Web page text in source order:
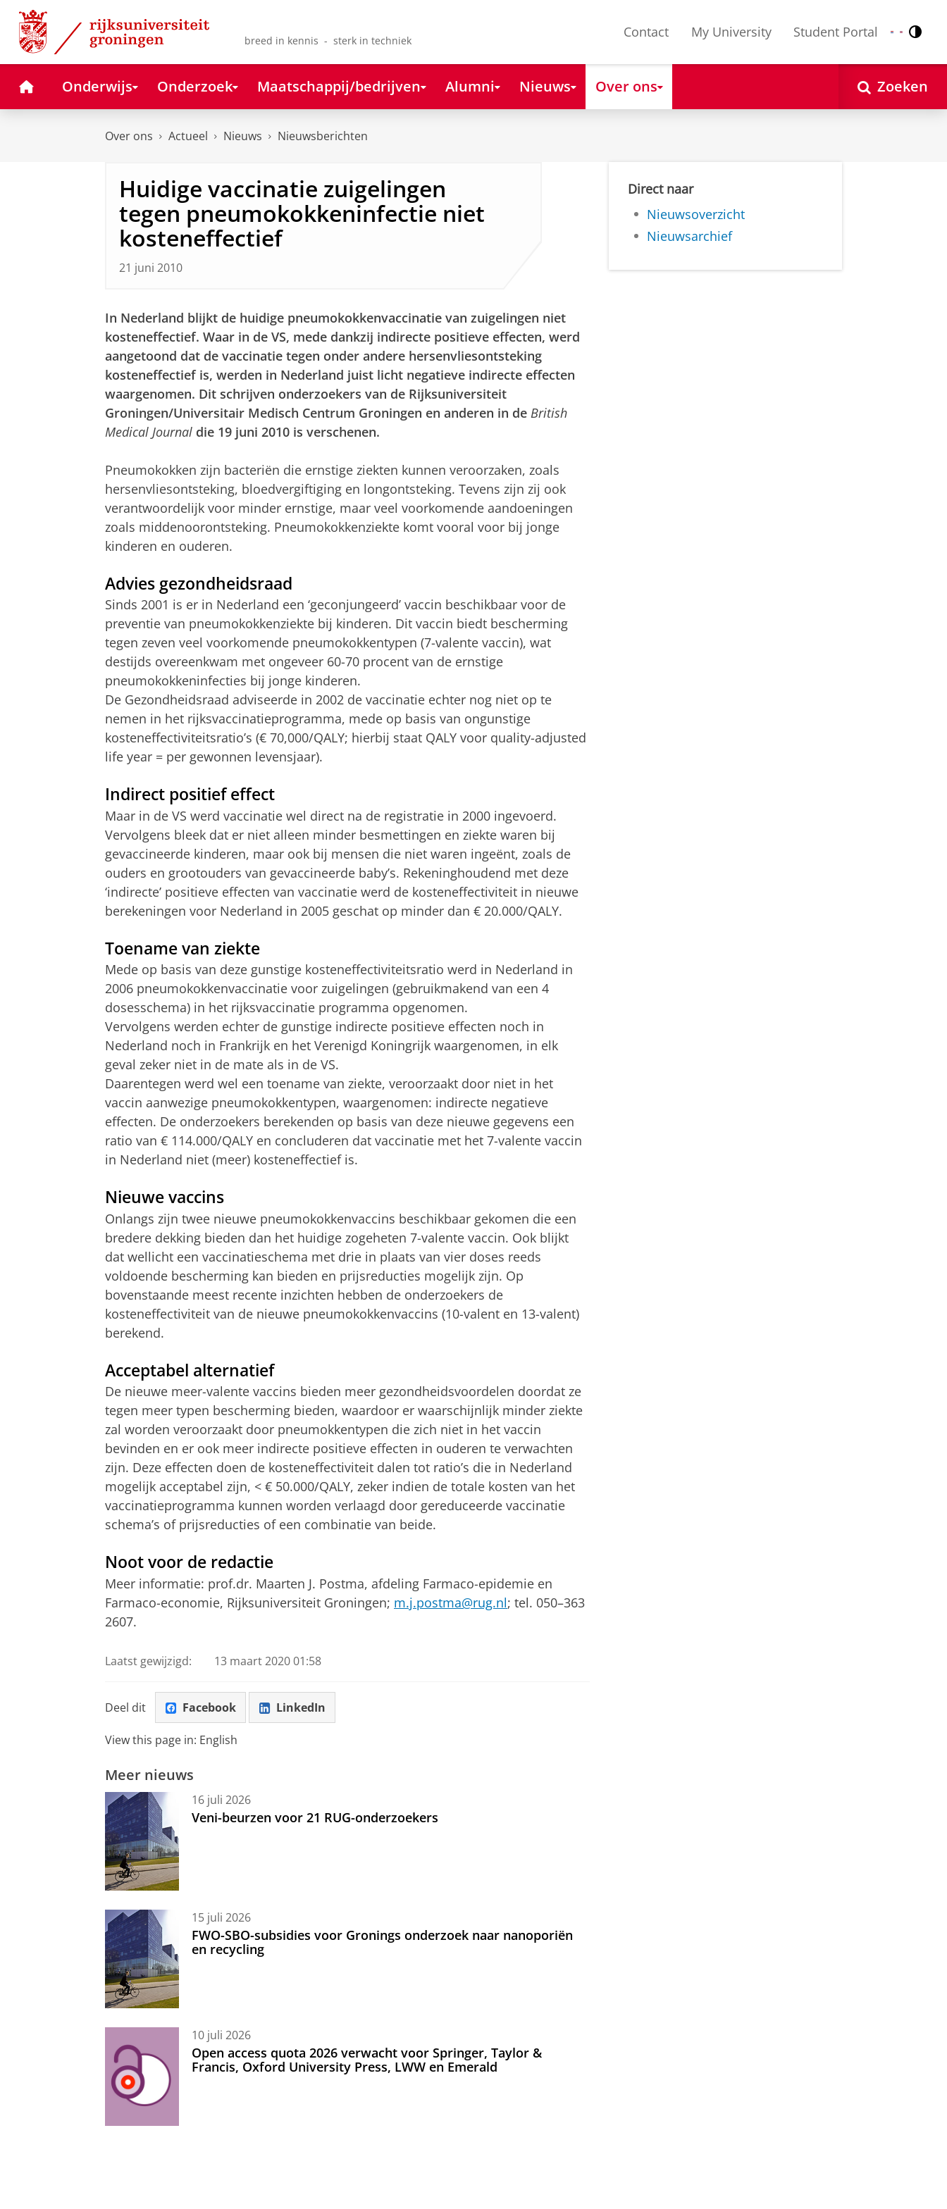
Skip
Content
Skip
Navigation
breed in kennis - sterk in techniek
Contact My University Student Portal Nederlands
English
HomeOnderwijs Onderzoek Maatschappij/bedrijven Alumni Nieuws Over ons Zoeken
Over ons Actueel Nieuws Nieuwsberichten
Huidige vaccinatie zuigelingen
tegen pneumokokkeninfectie niet
kosteneffectief
21 juni 2010
In Nederland blijkt de huidige pneumokokkenvaccinatie van zuigelingen niet
kosteneffectief. Waar in de VS, mede dankzij indirecte positieve effecten, werd
aangetoond dat de vaccinatie tegen onder andere hersenvliesontsteking
kosteneffectief is, werden in Nederland juist licht negatieve indirecte effecten
waargenomen. Dit schrijven onderzoekers van de Rijksuniversiteit
Groningen/Universitair Medisch Centrum Groningen en anderen in de British
Medical Journal die 19 juni 2010 is verschenen.
Pneumokokken zijn bacteriën die ernstige ziekten kunnen veroorzaken, zoals
hersenvliesontsteking, bloedvergiftiging en longontsteking. Tevens zijn zij ook
verantwoordelijk voor minder ernstige, maar veel voorkomende aandoeningen
zoals middenoorontsteking. Pneumokokkenziekte komt vooral voor bij jonge
kinderen en ouderen.
Advies gezondheidsraad
Sinds 2001 is er in Nederland een ‘geconjungeerd’ vaccin beschikbaar voor de
preventie van pneumokokkenziekte bij kinderen. Dit vaccin biedt bescherming
tegen zeven veel voorkomende pneumokokkentypen (7-valente vaccin), wat
destijds overeenkwam met ongeveer 60-70 procent van de ernstige
pneumokokkeninfecties bij jonge kinderen.
De Gezondheidsraad adviseerde in 2002 de vaccinatie echter nog niet op te
nemen in het rijksvaccinatieprogramma, mede op basis van ongunstige
kosteneffectiviteitsratio’s (€ 70,000/QALY; hierbij staat QALY voor quality-adjusted
life year = per gewonnen levensjaar).
Indirect positief effect
Maar in de VS werd vaccinatie wel direct na de registratie in 2000 ingevoerd.
Vervolgens bleek dat er niet alleen minder besmettingen en ziekte waren bij
gevaccineerde kinderen, maar ook bij mensen die niet waren ingeënt, zoals de
ouders en grootouders van gevaccineerde baby’s. Rekeninghoudend met deze
‘indirecte’ positieve effecten van vaccinatie werd de kosteneffectiviteit in nieuwe
berekeningen voor Nederland in 2005 geschat op minder dan € 20.000/QALY.
Toename van ziekte
Mede op basis van deze gunstige kosteneffectiviteitsratio werd in Nederland in
2006 pneumokokkenvaccinatie voor zuigelingen (gebruikmakend van een 4
dosesschema) in het rijksvaccinatie programma opgenomen.
Vervolgens werden echter de gunstige indirecte positieve effecten noch in
Nederland noch in Frankrijk en het Verenigd Koningrijk waargenomen, in elk
geval zeker niet in de mate als in de VS.
Daarentegen werd wel een toename van ziekte, veroorzaakt door niet in het
vaccin aanwezige pneumokokkentypen, waargenomen: indirecte negatieve
effecten. De onderzoekers berekenden op basis van deze nieuwe gegevens een
ratio van € 114.000/QALY en concluderen dat vaccinatie met het 7-valente vaccin
in Nederland niet (meer) kosteneffectief is.
Nieuwe vaccins
Onlangs zijn twee nieuwe pneumokokkenvaccins beschikbaar gekomen die een
bredere dekking bieden dan het huidige zogeheten 7-valente vaccin. Ook blijkt
dat wellicht een vaccinatieschema met drie in plaats van vier doses reeds
voldoende bescherming kan bieden en prijsreducties mogelijk zijn. Op
bovenstaande meest recente inzichten hebben de onderzoekers de
kosteneffectiviteit van de nieuwe pneumokokkenvaccins (10-valent en 13-valent)
berekend.
Acceptabel alternatief
De nieuwe meer-valente vaccins bieden meer gezondheidsvoordelen doordat ze
tegen meer typen bescherming bieden, waardoor er waarschijnlijk minder ziekte
zal worden veroorzaakt door pneumokkentypen die zich niet in het vaccin
bevinden en er ook meer indirecte positieve effecten in ouderen te verwachten
zijn. Deze effecten doen de kosteneffectiviteit dalen tot ratio’s die in Nederland
mogelijk acceptabel zijn, < € 50.000/QALY, zeker indien de totale kosten van het
vaccinatieprogramma kunnen worden verlaagd door gereduceerde vaccinatie
schema’s of prijsreducties of een combinatie van beide.
Noot voor de redactie
Meer informatie: prof.dr. Maarten J. Postma, afdeling Farmaco-epidemie en
Farmaco-economie, Rijksuniversiteit Groningen; m.j.postma@rug.nl; tel. 050–363
2607.
Laatst gewijzigd: 13 maart 2020 01:58
Deel dit Facebook LinkedIn
View this page in: English
Meer nieuws
16 juli 2026
Veni-beurzen voor 21 RUG-onderzoekers
15 juli 2026
FWO-SBO-subsidies voor Gronings onderzoek naar nanoporiën
en recycling
10 juli 2026
Open access quota 2026 verwacht voor Springer, Taylor &
Francis, Oxford University Press, LWW en Emerald
Direct naar
Nieuwsoverzicht
Nieuwsarchief